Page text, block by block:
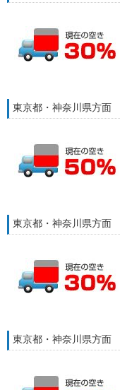
東京都・神奈川県方面
東京都・神奈川県方面
東京都・神奈川県方面